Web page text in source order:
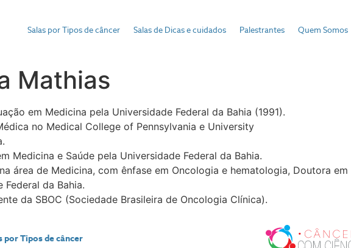
Salas por Tipos de câncer Salas de Dicas e cuidados Palestrantes Quem Somos
Mathias
em Medicina pela Universidade Federal da Bahia (1991).
no Medical College of Pennsylvania e University
Medicina e Saúde pela Universidade Federal da Bahia.
área de Medicina, com ênfase em Oncologia e hematologia, Doutora
Federal da Bahia.
da SBOC (Sociedade Brasileira de Oncologia Clínica).
por Tipos de câncer